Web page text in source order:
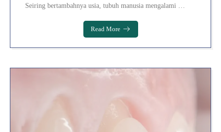
Seiring bertambahnya usia, tubuh manusia mengalami …
Read More